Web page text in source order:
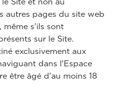
Site et non au
autres pages du site web
même s'ils sont
sur le Site.
exclusivement aux
dans l'Espace
être âgé d'au moins 18